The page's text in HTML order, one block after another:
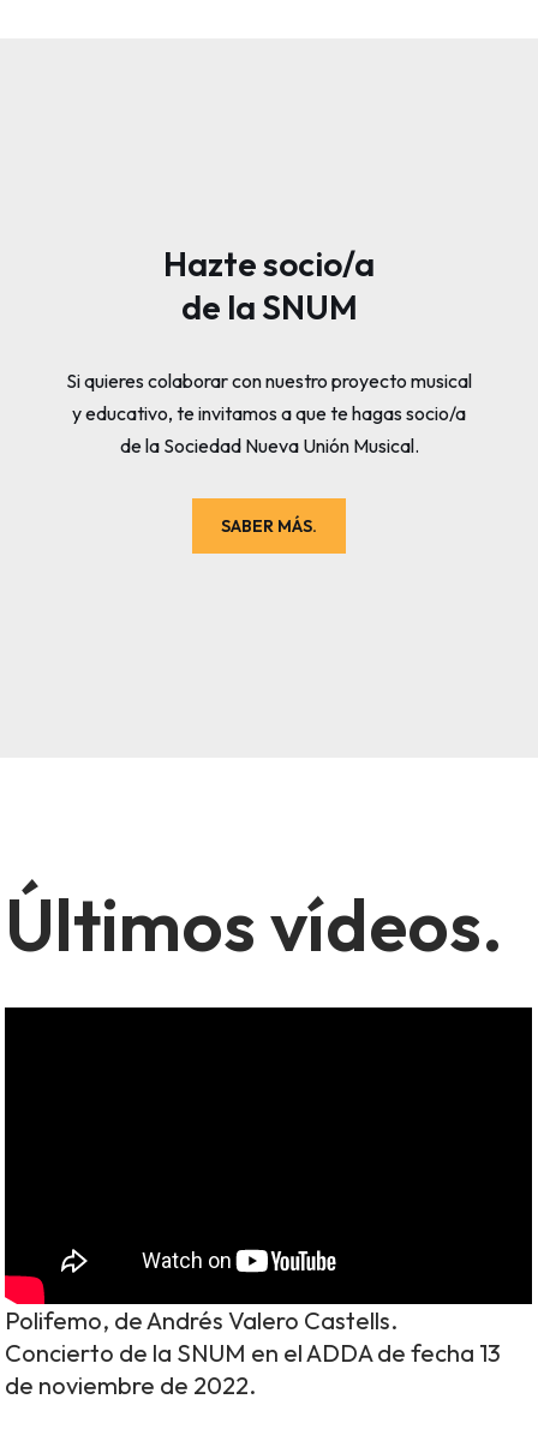
Hazte socio/a
de la SNUM
Si quieres colaborar con nuestro proyecto musical
y educativo, te invitamos a que te hagas socio/a
de la Sociedad Nueva Unión Musical.
SABER MÁS.
Últimos vídeos.
Polifemo, de Andrés Valero Castells.
Concierto de la SNUM en el ADDA de fecha 13
de noviembre de 2022.